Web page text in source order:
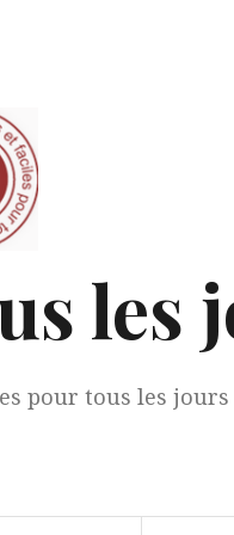
les
pour tous les jours